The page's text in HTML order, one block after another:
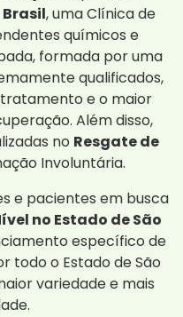
, uma Clínica de
químicos e
formada por uma
qualificados,
e o maior
Além disso,
no Resgate de
Involuntária.
e pacientes em busca
no Estado de São
específico de
todo o Estado de São
variedade e mais